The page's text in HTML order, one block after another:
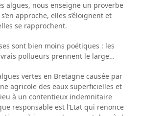
algues, nous enseigne un proverbe
approche, elles s’éloignent et
se rapprochent.
sont bien moins poétiques : les
pollueurs prennent le large…
vertes en Bretagne causée par
agricole des eaux superficielles et
à un contentieux indemnitaire
responsable est l’Etat qui renonce